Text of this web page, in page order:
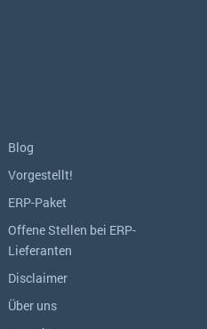
Blog
Vorgestellt!
ERP-Paket
Offene Stellen bei ERP-
Lieferanten
Disclaimer
Über uns